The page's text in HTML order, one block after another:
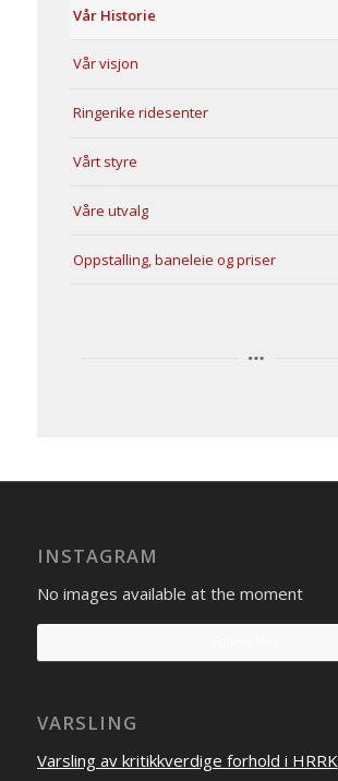
Vår Historie
Vår visjon
Ringerike ridesenter
Vårt styre
Våre utvalg
Oppstalling, baneleie og priser
INSTAGRAM
No images available at the moment
VARSLING
Varsling av kritikkverdige forhold i HRRK